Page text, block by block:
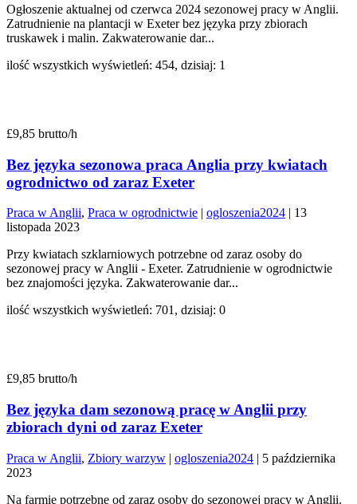
Ogłoszenie aktualnej od czerwca 2024 sezonowej pracy w Anglii.
Zatrudnienie na plantacji w Exeter bez języka przy zbiorach
truskawek i malin. Zakwaterowanie dar...
ilość wszystkich wyświetleń: 454, dzisiaj: 1
£9,85 brutto/h
Bez języka sezonowa praca Anglia przy kwiatach
ogrodnictwo od zaraz Exeter
Praca w Anglii, Praca w ogrodnictwie | ogloszenia2024 | 13
listopada 2023
Przy kwiatach szklarniowych potrzebne od zaraz osoby do
sezonowej pracy w Anglii - Exeter. Zatrudnienie w ogrodnictwie
bez znajomości języka. Zakwaterowanie dar...
ilość wszystkich wyświetleń: 701, dzisiaj: 0
£9,85 brutto/h
Bez języka dam sezonową pracę w Anglii przy
zbiorach dyni od zaraz Exeter
Praca w Anglii, Zbiory warzyw | ogloszenia2024 | 5 października
2023
Na farmie potrzebne od zaraz osoby do sezonowej pracy w Anglii.